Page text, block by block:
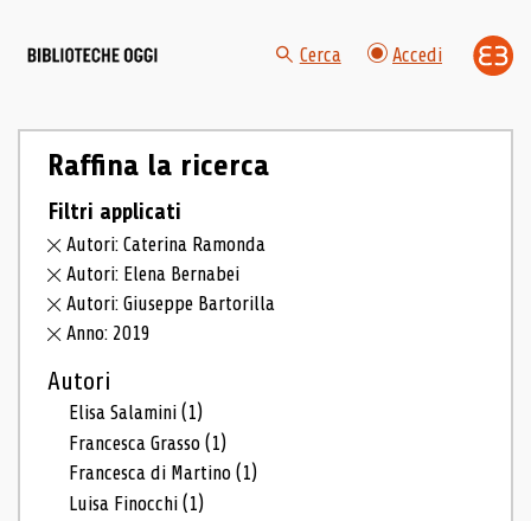
Cerca Accedi
Raffina la ricerca
Filtri applicati
Autori: Caterina Ramonda
Autori: Elena Bernabei
Autori: Giuseppe Bartorilla
Anno: 2019
Autori
Elisa Salamini(1)
Francesca Grasso(1)
Francesca di Martino(1)
Luisa Finocchi(1)